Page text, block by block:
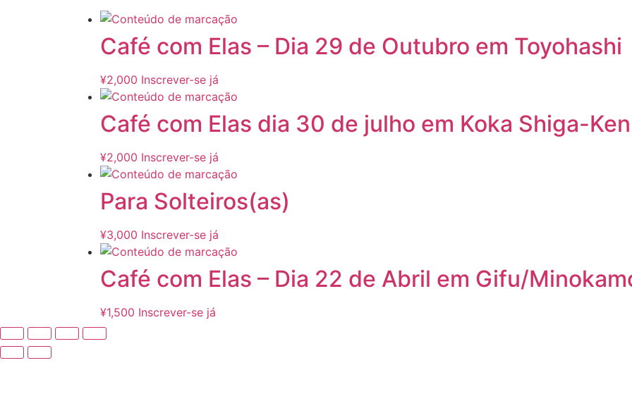
Café com Elas – Dia 29 de Outubro em Toyohashi
¥2,000 Inscrever-se já
Café com Elas dia 30 de julho em Koka Shiga-Ken
¥2,000 Inscrever-se já
Para Solteiros(as)
¥3,000 Inscrever-se já
Café com Elas – Dia 22 de Abril em Gifu/
¥1,500 Inscrever-se já